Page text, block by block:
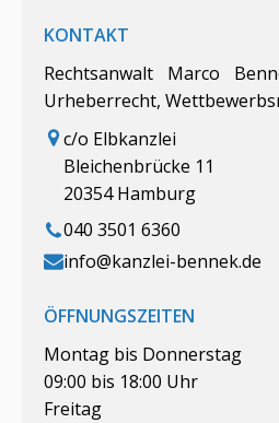
KONTAKT
Rechtsanwalt Marco
Urheberrecht,
c/o Elbkanzlei
Bleichenbrücke 11
20354 Hamburg
040 3501 6360
info@kanzlei-bennek.de
ÖFFNUNGSZEITEN
Montag bis Donnerstag
09:00 bis 18:00 Uhr
Freitag